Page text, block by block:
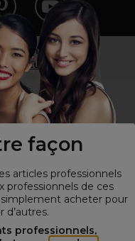
façon
articles professionnels
professionnels de ces
simplement acheter pour
d’autres.
professionnels,
?
particuliers!